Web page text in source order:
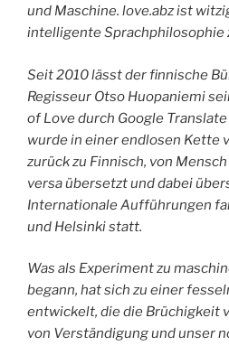
und Maschine. love.abz ist
intelligente Sprachphilosophie
Seit 2010 lässt der finnische
Regisseur Otso Huopaniemi
of Love durch Google
wurde in einer endlosen Kette
zurück zu Finnisch, von
versa übersetzt und dabei
Internationale Aufführungen
und Helsinki statt.
Was als Experiment zu
begann, hat sich zu einer
entwickelt, die die Brüchigkeit
von Verständigung und unser